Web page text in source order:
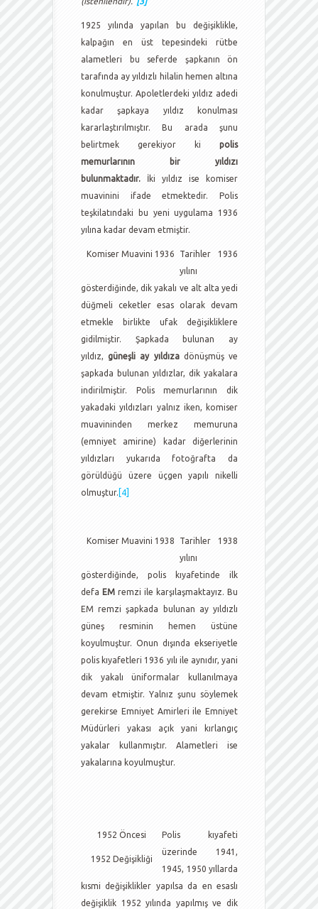
1925 yılında yapılan bu değişiklikle,
kalpağın en üst tepesindeki rütbe
alametleri bu seferde şapkanın ön
tarafında ay yıldızlı hilalin hemen altına
konulmuştur. Apoletlerdeki yıldız adedi
kadar şapkaya yıldız konulması
kararlaştırılmıştır. Bu arada şunu
belirtmek gerekiyor ki polis
memurlarının bir yıldızı
bulunmaktadır. İki yıldız ise komiser
muavinini ifade etmektedir. Polis
teşkilatındaki bu yeni uygulama 1936
yılına kadar devam etmiştir.
Komiser Muavini 1936
Tarihler 1936
yılını
gösterdiğinde, dik yakalı ve alt alta yedi
düğmeli ceketler esas olarak devam
etmekle birlikte ufak değişikliklere
gidilmiştir. Şapkada bulunan ay
yıldız,güneşli ay yıldızadönüşmüş ve
şapkada bulunan yıldızlar, dik yakalara
indirilmiştir. Polis memurlarının dik
yakadaki yıldızları yalnız iken, komiser
muavininden merkez memuruna
(emniyet amirine) kadar diğerlerinin
yıldızları yukarıda fotoğrafta da
görüldüğü üzere üçgen yapılı nikelli
olmuştur. [4]
Komiser Muavini 1938
Tarihler 1938
yılını
gösterdiğinde, polis kıyafetinde ilk
defa EM remzi ile karşılaşmaktayız. Bu
EM remzi şapkada bulunan ay yıldızlı
güneş resminin hemen üstüne
koyulmuştur. Onun dışında ekseriyetle
polis kıyafetleri 1936 yılı ile aynıdır, yani
dik yakalı üniformalar kullanılmaya
devam etmiştir. Yalnız şunu söylemek
gerekirse Emniyet Amirleri ile Emniyet
Müdürleri yakası açık yani kırlangıç
yakalar kullanmıştır. Alametleri ise
yakalarına koyulmuştur.
1952 Öncesi
1952 Değişikliği
Polis kıyafeti
üzerinde 1941,
1945, 1950 yıllarda
kısmi değişiklikler yapılsa da en esaslı
değişiklik 1952 yılında yapılmış ve dik